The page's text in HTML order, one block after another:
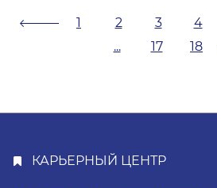
1 2 3 4
...
17 18
КАРЬЕРНЫЙ ЦЕНТР